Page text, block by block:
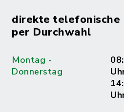
direkte telefonische
per Durchwahl
Montag -
Donnerstag